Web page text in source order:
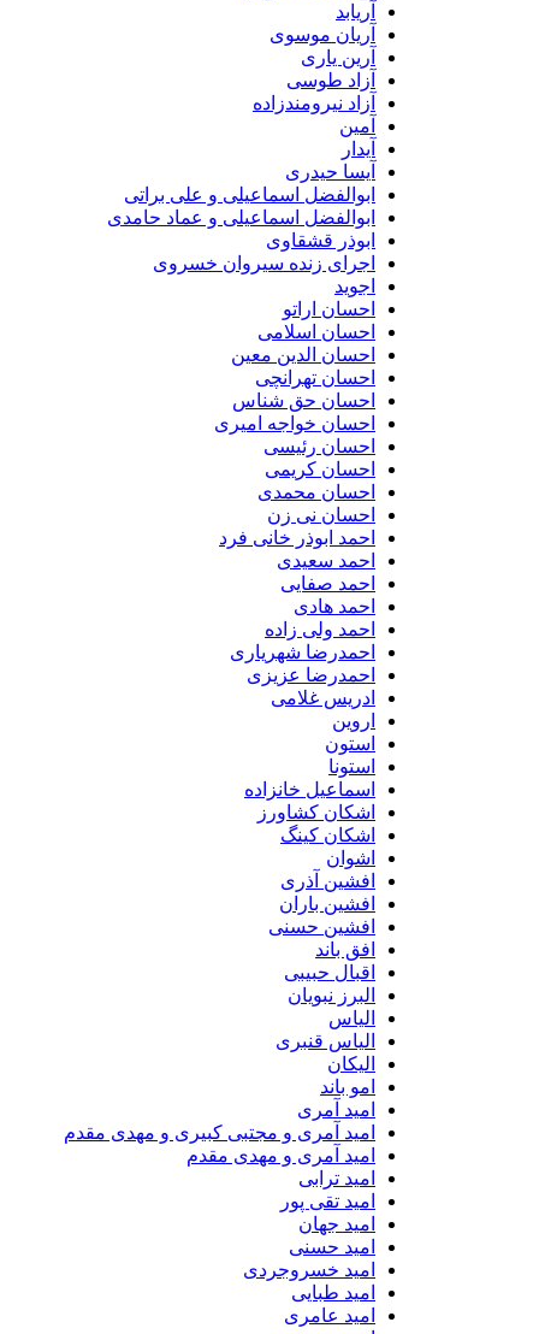
آریان موسوی
آرین یاری
آزاد طوسی
آزاد نیرومندزاده
آیسا حیدری
ابوالفضل اسماعیلی و علی براتی
ابوالفضل اسماعیلی و عماد حامدی
ابوذر قشقاوی
اجرای زنده سیروان خسروی
احسان اراتو
احسان اسلامی
احسان الدین معین
احسان تهرانچی
احسان حق شناس
احسان خواجه امیری
احسان رئیسی
احسان کریمی
احسان محمدی
احسان نی زن
احمد ابوذر خانی فرد
احمد سعیدی
احمد صفایی
احمد هادی
احمد ولی زاده
احمدرضا شهریاری
احمدرضا عزیزی
ادریس غلامی
اسماعیل خانزاده
اشکان کشاورز
اشکان کینگ
افشین آذری
افشین باران
افشین حسنی
افق باند
اقبال حبیبی
البرز نبویان
الیاس قنبرى
امو باند
امید آمری
امید آمری و مجتبی کبیری و مهدى مقدم
امید آمری و مهدی مقدم
امید ترابی
امید تقی پور
امید جهان
امید حسنی
امید خسروجردی
امید طبایی
امید عامری